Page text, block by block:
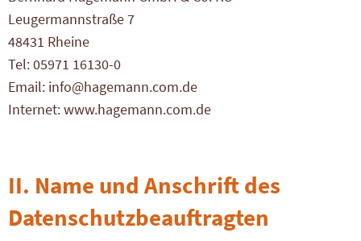
Name
Anbieter TYPO3
Laufzeit 1 Jahr
Leugermannstraße 7
48431 Rheine
Tel: 05971 16130-0
Email: info@hagemann.com.de
Internet: www.hagemann.com.de
II. Name und Anschrift des
Datenschutzbeauftragten